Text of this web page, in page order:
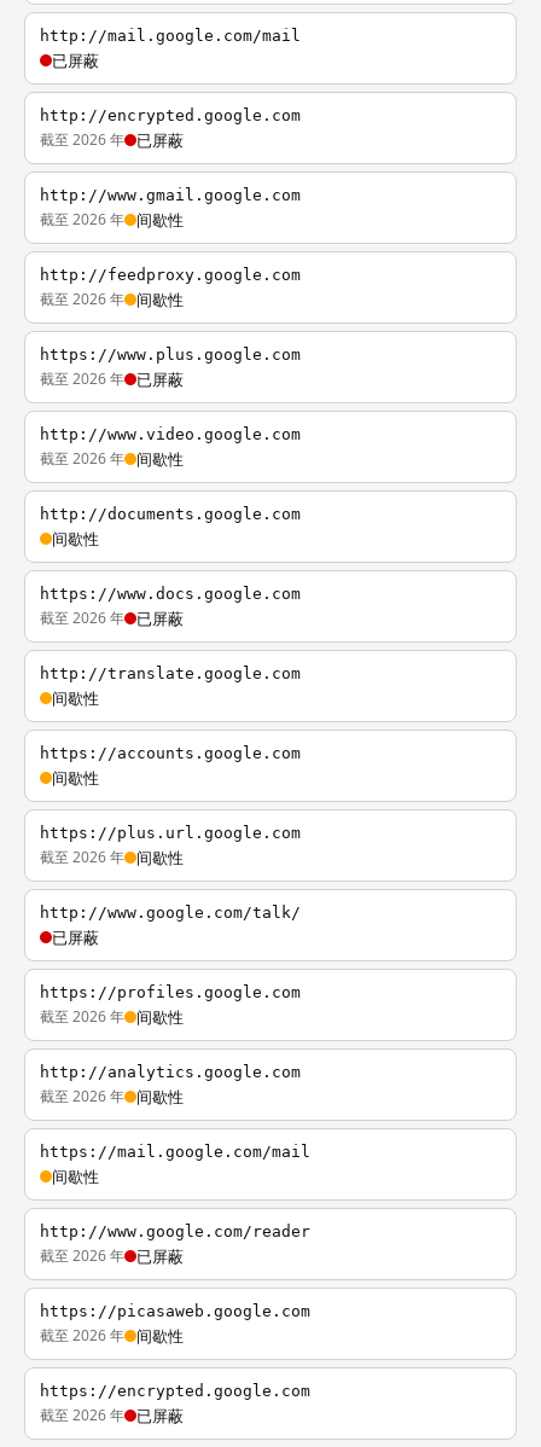
http://mail.google.com/mail
已屏蔽
http://encrypted.google.com
截至 2026 年 已屏蔽
http://www.gmail.google.com
截至 2026 年 间歇性
http://feedproxy.google.com
截至 2026 年 间歇性
https://www.plus.google.com
截至 2026 年 已屏蔽
http://www.video.google.com
截至 2026 年 间歇性
http://documents.google.com
间歇性
https://www.docs.google.com
截至 2026 年 已屏蔽
http://translate.google.com
间歇性
https://accounts.google.com
间歇性
https://plus.url.google.com
截至 2026 年 间歇性
http://www.google.com/talk/
已屏蔽
https://profiles.google.com
截至 2026 年 间歇性
http://analytics.google.com
截至 2026 年 间歇性
https://mail.google.com/mail
间歇性
http://www.google.com/reader
截至 2026 年 已屏蔽
https://picasaweb.google.com
截至 2026 年 间歇性
https://encrypted.google.com
截至 2026 年 已屏蔽